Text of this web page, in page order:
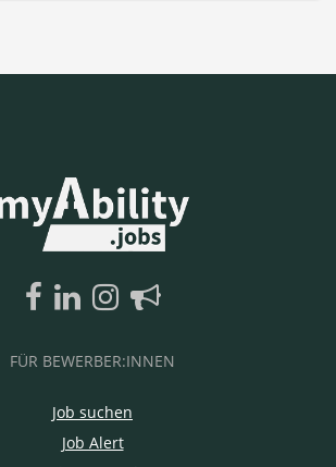
FÜR BEWERBER:INNEN
Job suchen
Job Alert